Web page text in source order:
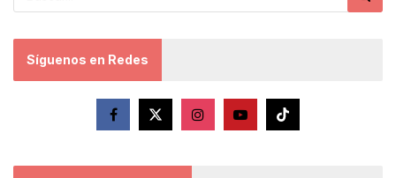
Síguenos en Redes